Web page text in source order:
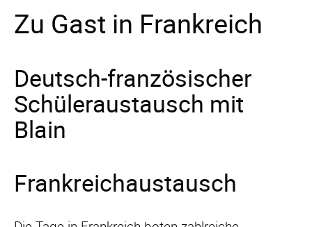
Zu Gast in Frankreich
Deutsch-französischer
Schüleraustausch mit
Blain
Frankreichaustausch